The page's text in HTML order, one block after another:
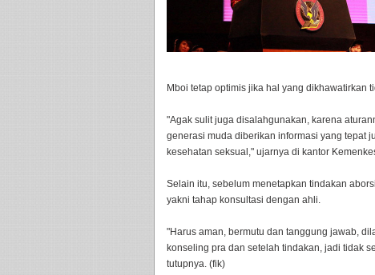
Mboi tetap optimis jika hal yang dikhawatirkan
"Agak sulit juga disalahgunakan, karena
generasi muda diberikan informasi yang tepat
kesehatan seksual," ujarnya di kantor
Selain itu, sebelum menetapkan tindakan
yakni tahap konsultasi dengan ahli.
"Harus aman, bermutu dan tanggung jawab,
konseling pra dan setelah tindakan, jadi tidak
tutupnya. (fik)